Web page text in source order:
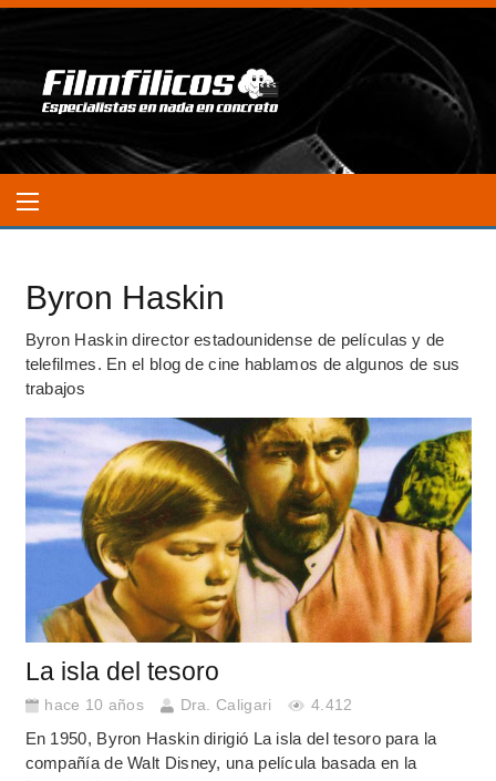
Byron Haskin
Byron Haskin director estadounidense de películas y de
telefilmes. En el blog de cine hablamos de algunos de sus
trabajos
La isla del tesoro
hace 10 años Dra. Caligari 4.412
En 1950, Byron Haskin dirigió La isla del tesoro para la
compañía de Walt Disney, una película basada en la